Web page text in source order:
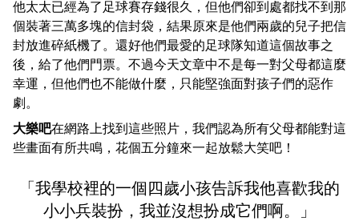
他太太已經為了足球賽存錢很久，但他們卻到處都找不到那
個裝著三萬多塊的信封袋，結果原來是他們兩歲的兒子把信
封放進碎紙機了。還好他們最愛的足球隊知道這個故事之
後，給了他們門票。不過今天文章中不是每一對父母都這麼
幸運，但他們也不能做什麼，只能堅強面對孩子們的惡作
劇。
大樂吧在網路上找到這些照片，我們認為所有父母都能對這
些畫面有所共鳴，花個五分鐘來一起放鬆大笑吧！
「我學校裡的一個四歲小孩告訴我他喜歡我的
小小兵裝扮，我並沒想扮成它們啊。」